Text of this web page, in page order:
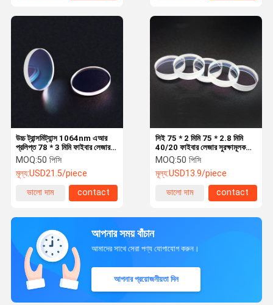
উচ্চ ট্রান্সমিট্যান্স 1064nm এআর
প্রলিপ্ত 78 * 3 মিমি ফাইবার লেজার
সুরক্ষামূলক লেন্স
MOQ:50 পিসি
মূল্য:USD21.5/piece
ভালো দাম
contact
সিই 75 * 2 মিমি 75 * 2.8 মিমি
40/20 ফাইবার লেজার সুরক্ষামূলক
লেন্স
MOQ:50 পিসি
মূল্য:USD13.9/piece
ভালো দাম
contact
আপনার সময় বাঁচান
আমাদের সাথে সেরা পণ্য যোগাযোগ করুন।
আপনার প্রয়োজনীয়তা দিন